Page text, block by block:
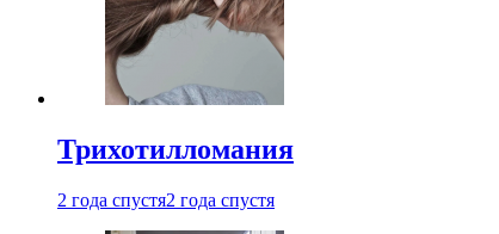
Трихотилломания
2 года спустя2 года спустя